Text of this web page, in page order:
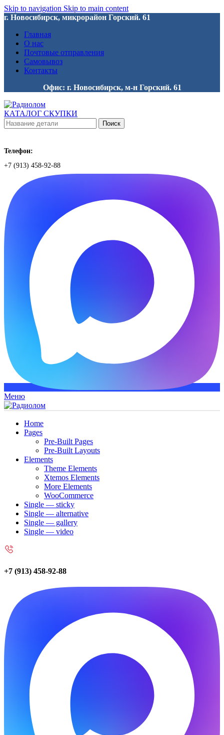
Skip to navigation Skip to main content
г. Новосибирск, микрорайон Горский. 61
Главная
О нас
Почтовые отправления
Самовывоз
Контакты
Офис: г. Новосибирск, м-н Горский. 61
КАТАЛОГ СКУПКИ
Поиск
Телефон:
+7 (913) 458-92-88
Меню
Home
Pages
Pre-Built Pages
Pre-Built Layouts
Elements
Theme Elements
Xtemos Elements
More Elements
WooCommerce
Single — sticky
Single — alternative
Single — gallery
Single — video
+7 (913) 458-92-88